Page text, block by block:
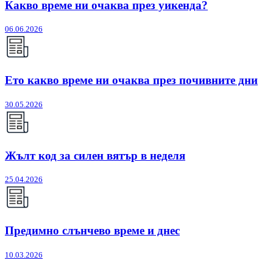
Какво време ни очаква през уикенда?
06.06.2026
Ето какво време ни очаква през почивните дни
30.05.2026
Жълт код за силен вятър в неделя
25.04.2026
Предимно слънчево време и днес
10.03.2026